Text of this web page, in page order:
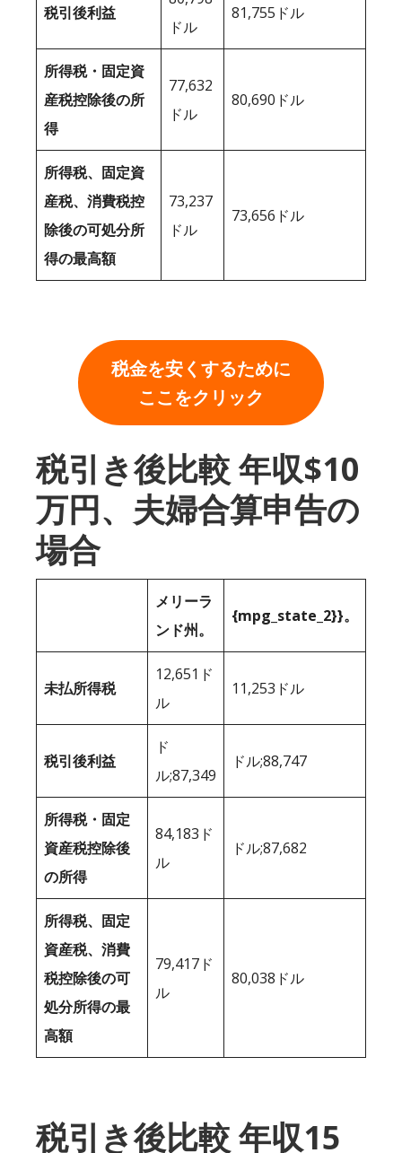
税引後利益
ドル
81,755ドル
所得税・固定資
産税控除後の所
得
77,632
ドル
80,690ドル
所得税、固定資
産税、消費税控
除後の可処分所
得の最高額
73,237
ドル
73,656ドル
税金を安くするために
ここをクリック
税引き後比較 年収$10
万円、夫婦合算申告の
場合
メリーラ
ンド州。
{mpg_state_2}}。
未払所得税
12,651ド
ル
11,253ドル
税引後利益
ド
ル;87,349
ドル;88,747
所得税・固定
資産税控除後
の所得
84,183ド
ル
ドル;87,682
所得税、固定
資産税、消費
税控除後の可
処分所得の最
高額
79,417ド
ル
80,038ドル
税引き後比較 年収15